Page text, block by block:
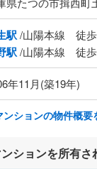
駅/山陽本線 徒
駅/山陽本線 徒
年11月(築19年)
ンションの物件概要
ションを所有さ